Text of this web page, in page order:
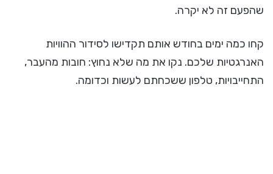
שהפעם זה לא יקרה.
קחו כמה ימים בחודש אותם תקדישו לסידור ההוויות
האנרגטיות שלכם. נקו את מה שלא נחוץ: חובות מהעבר,
התחייבויות, טלפון ששכחתם לעשות וכדומה.